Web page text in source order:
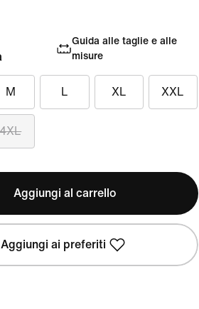
Guida alle taglie e alle
misure
M L XL XXL
4XL
Aggiungi al carrello
Aggiungi ai preferiti